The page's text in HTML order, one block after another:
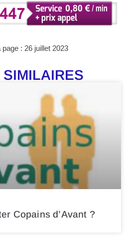
: 26 juillet 2023
Copains d’Avant ?